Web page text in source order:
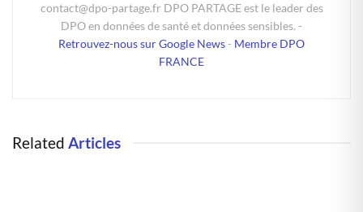
contact@dpo-partage.fr DPO PARTAGE est le leader des
DPO en données de santé et données sensibles. -
Retrouvez-nous sur Google News- Membre DPO
FRANCE
Related Articles